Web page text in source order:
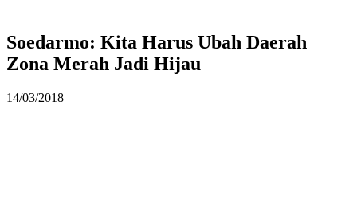
Soedarmo: Kita Harus Ubah Daerah
Zona Merah Jadi Hijau
14/03/2018